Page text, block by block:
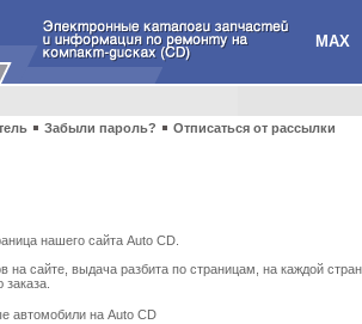
MAX
Забыли пароль? Отписаться от рассылки
нашего сайта Auto CD.
на сайте, выдача разбита по страницам, на каждой
автомобили на Auto CD